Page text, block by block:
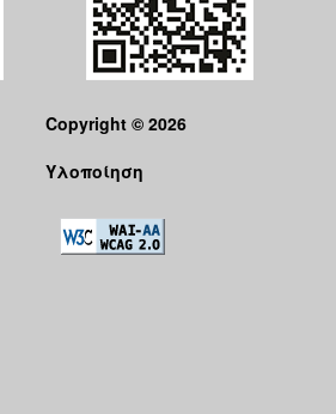
Copyright © 2026
Υλοποίηση